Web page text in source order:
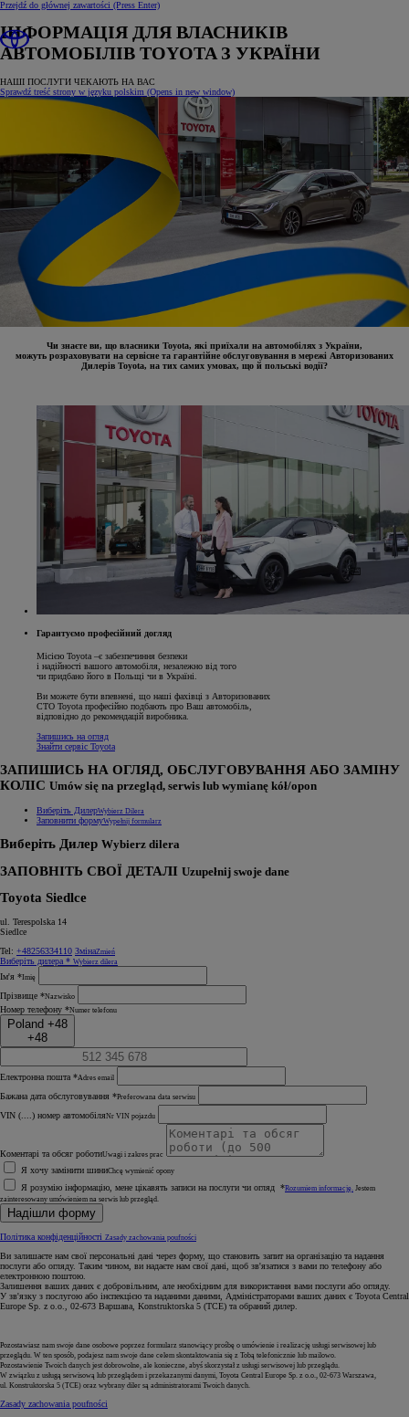
Przejdź do głównej zawartości (Press Enter)
ІНФОРМАЦІЯ ДЛЯ ВЛАСНИКІВ
АВТОМОБІЛІВ TOYOTA З УКРАЇНИ
НАШІ ПОСЛУГИ ЧЕКАЮТЬ НА ВАС
Sprawdź treść strony w języku polskim (Opens in new window)
Чи знаєте ви, що власники Toyota, які приїхали на автомобілях з України,
можуть розраховувати на сервісне та гарантійне обслуговування в мережі Авторизованих
Дилерів Toyota, на тих самих умовах, що й польські водії?
Гарантуємо професійний догляд
Місією Toyota –є забезпечиння безпеки
і надійності вашого автомобіля, незалежно від того
чи придбано його в Польщі чи в Україні.
Ви можете бути впевнені, що наші фахівці з Авторизованих
СТО Toyota професійно подбають про Ваш автомобіль,
відповідно до рекомендацій виробника.
Запишись на огляд
Знайти сервіс Toyota
ЗАПИШИСЬ НА ОГЛЯД, ОБСЛУГОВУВАННЯ АБО ЗАМІНУ
КОЛІС Umów się na przegląd, serwis lub wymianę kół/opon
Виберіть ДилерWybierz Dilera
Заповнити формуWypełnij formularz
Виберіть Дилер Wybierz dilera
ЗАПОВНІТЬ СВОЇ ДЕТАЛІ Uzupełnij swoje dane
Toyota Siedlce
ul. Terespolska 14
Siedlce
Tel: +48256334110 ЗмінаZmień
Виберіть дилера * Wybierz dilera
Ім'я *Imię
Прізвище *Nazwisko
Номер телефону *Numer telefonu
Poland +48
+48
Електронна пошта *Adres email
Бажана дата обслуговування *Preferowana data serwisu
VIN (....) номер автомобіляNr VIN pojazdu
Коментарі та обсяг роботиUwagi i zakres prac
Я хочу замінити шиниChcę wymienić opony
Я розумію інформацію, мене цікавять записи на послуги чи огляд *Rozumiem informację. Jestem
zainteresowany umówieniem na serwis lub przegląd.
Надішли форму
Політика конфіденційності Zasady zachowania poufności
Ви залишаєте нам свої персональні дані через форму, що становить запит на організацію та надання
послуги або огляду. Таким чином, ви надаєте нам свої дані, щоб зв'язатися з вами по телефону або
електронною поштою.
Залишення ваших даних є добровільним, але необхідним для використання вами послуги або огляду.
У зв'язку з послугою або інспекцією та наданими даними, Адміністраторами ваших даних є Toyota Central
Europe Sp. z o.o., 02-673 Варшава, Konstruktorska 5 (TCE) та обраний дилер.
Pozostawiasz nam swoje dane osobowe poprzez formularz stanowiący prośbę o umówienie i realizację usługi serwisowej lub
przeglądu. W ten sposób, podajesz nam swoje dane celem skontaktowania się z Tobą telefonicznie lub mailowo.
Pozostawienie Twoich danych jest dobrowolne, ale konieczne, abyś skorzystał z usługi serwisowej lub przeglądu.
W związku z usługą serwisową lub przeglądem i przekazanymi danymi, Toyota Central Europe Sp. z o.o., 02-673 Warszawa,
ul. Konstruktorska 5 (TCE) oraz wybrany diler są administratorami Twoich danych.
Zasady zachowania poufności